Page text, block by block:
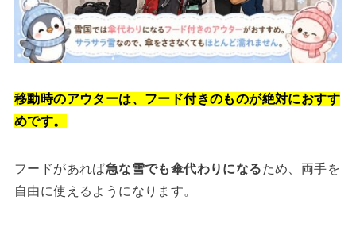
移動時のアウターは、フード付きのものが絶対におすす
めです。
フードがあれば急な雪でも傘代わりになるため、両手を
自由に使えるようになります。